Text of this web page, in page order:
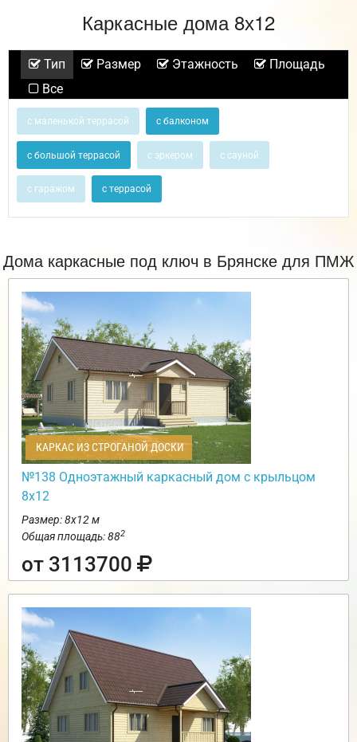
Каркасные дома 8х12
Тип Размер Этажность
Площадь
Все
с маленькой террасой с балконом
с большой террасой с эркером с сауной
с гаражом с террасой
Дома каркасные под ключ в Брянске для ПМЖ
КАРКАС ИЗ СТРОГАНОЙ ДОСКИ
№138 Одноэтажный каркасный дом с крыльцом
8х12
Размер: 8х12 м
Общая площадь: 882
от 3113700